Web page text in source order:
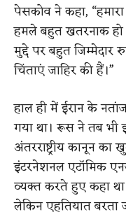
पेसकोव ने कहा,
हमले बहुत खतरनाक
मुद्दे पर बहुत
चिंताएं जाहिर की हैं।”
हाल ही में ईरान के
गया था। रूस ने तब
अंतरराष्ट्रीय कानून का
इंटरनेशनल एटॉमिक
व्यक्त करते हुए कहा था
लेकिन एहतियात बरता